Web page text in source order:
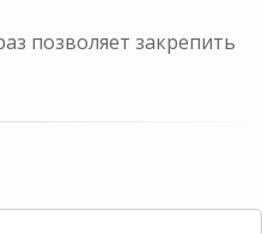
позволяет закрепить